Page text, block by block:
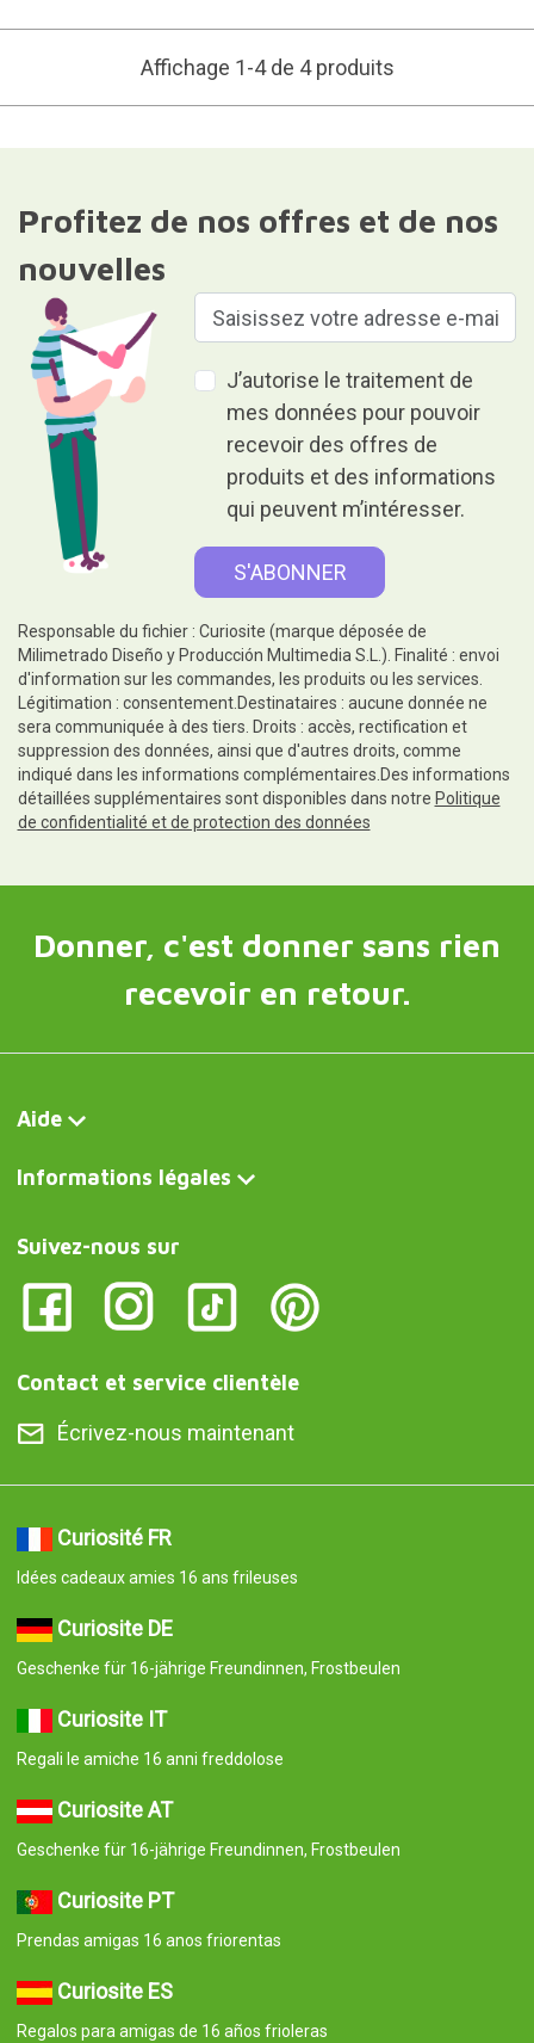
Affichage 1-4 de 4 produits
Profitez de nos offres et de nos
nouvelles
J’autorise le traitement de
mes données pour pouvoir
recevoir des offres de
produits et des informations
qui peuvent m’intéresser.
Responsable du fichier : Curiosite (marque déposée de
Milimetrado Diseño y Producción Multimedia S.L.). Finalité : envoi
d'information sur les commandes, les produits ou les services.
Légitimation : consentement.Destinataires : aucune donnée ne
sera communiquée à des tiers. Droits : accès, rectification et
suppression des données, ainsi que d'autres droits, comme
indiqué dans les informations complémentaires.Des informations
détaillées supplémentaires sont disponibles dans notre Politique
de confidentialité et de protection des données
Donner, c'est donner sans rien
recevoir en retour.
Aide
Informations légales
Suivez-nous sur
Contact et service clientèle
Écrivez-nous maintenant
Curiosité FR
Idées cadeaux amies 16 ans frileuses
Curiosite DE
Geschenke für 16-jährige Freundinnen, Frostbeulen
Curiosite IT
Regali le amiche 16 anni freddolose
Curiosite AT
Geschenke für 16-jährige Freundinnen, Frostbeulen
Curiosite PT
Prendas amigas 16 anos friorentas
Curiosite ES
Regalos para amigas de 16 años frioleras